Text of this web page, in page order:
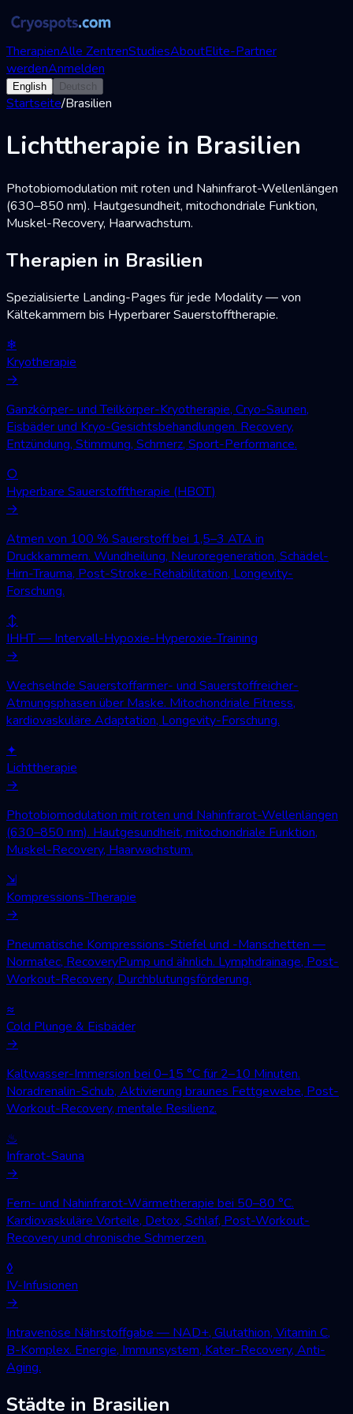
TherapienAlle ZentrenStudiesAboutElite-Partner
werdenAnmelden
English Deutsch
Startseite/Brasilien
Lichttherapie in Brasilien
Photobiomodulation mit roten und Nahinfrarot-Wellenlängen
(630–850 nm). Hautgesundheit, mitochondriale Funktion,
Muskel-Recovery, Haarwachstum.
Therapien in Brasilien
Spezialisierte Landing-Pages für jede Modality — von
Kältekammern bis Hyperbarer Sauerstofftherapie.
❄
Kryotherapie
→
Ganzkörper- und Teilkörper-Kryotherapie, Cryo-Saunen,
Eisbäder und Kryo-Gesichtsbehandlungen. Recovery,
Entzündung, Stimmung, Schmerz, Sport-Performance.
○
Hyperbare Sauerstofftherapie (HBOT)
→
Atmen von 100 % Sauerstoff bei 1,5–3 ATA in
Druckkammern. Wundheilung, Neuroregeneration, Schädel-
Hirn-Trauma, Post-Stroke-Rehabilitation, Longevity-
Forschung.
↕
IHHT — Intervall-Hypoxie-Hyperoxie-Training
→
Wechselnde Sauerstoffarmer- und Sauerstoffreicher-
Atmungsphasen über Maske. Mitochondriale Fitness,
kardiovaskuläre Adaptation, Longevity-Forschung.
✦
Lichttherapie
→
Photobiomodulation mit roten und Nahinfrarot-Wellenlängen
(630–850 nm). Hautgesundheit, mitochondriale Funktion,
Muskel-Recovery, Haarwachstum.
⇲
Kompressions-Therapie
→
Pneumatische Kompressions-Stiefel und -Manschetten —
Normatec, RecoveryPump und ähnlich. Lymphdrainage, Post-
Workout-Recovery, Durchblutungsförderung.
≈
Cold Plunge & Eisbäder
→
Kaltwasser-Immersion bei 0–15 °C für 2–10 Minuten.
Noradrenalin-Schub, Aktivierung braunes Fettgewebe, Post-
Workout-Recovery, mentale Resilienz.
♨
Infrarot-Sauna
→
Fern- und Nahinfrarot-Wärmetherapie bei 50–80 °C.
Kardiovaskuläre Vorteile, Detox, Schlaf, Post-Workout-
Recovery und chronische Schmerzen.
◊
IV-Infusionen
→
Intravenöse Nährstoffgabe — NAD+, Glutathion, Vitamin C,
B-Komplex. Energie, Immunsystem, Kater-Recovery, Anti-
Aging.
Städte in Brasilien